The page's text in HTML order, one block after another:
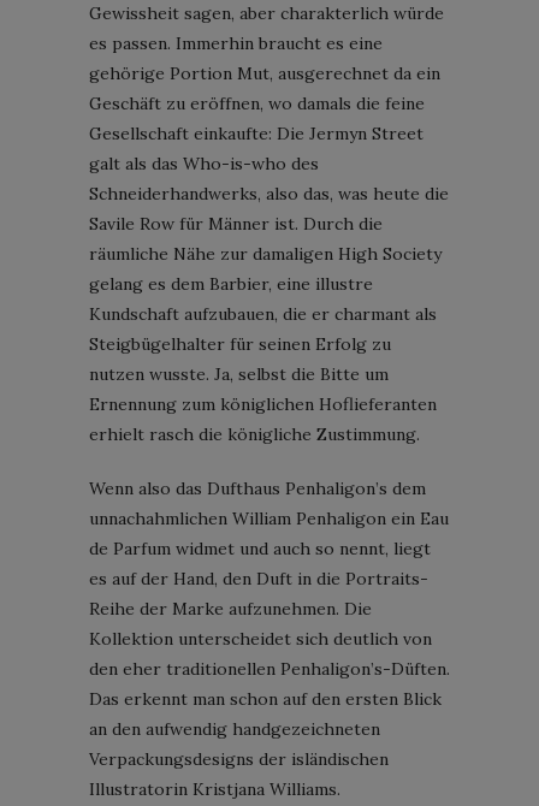
Gewissheit sagen, aber charakterlich würde
es passen. Immerhin braucht es eine
gehörige Portion Mut, ausgerechnet da ein
Geschäft zu eröffnen, wo damals die feine
Gesellschaft einkaufte: Die Jermyn Street
galt als das Who-is-who des
Schneiderhandwerks, also das, was heute die
Savile Row für Männer ist. Durch die
räumliche Nähe zur damaligen High Society
gelang es dem Barbier, eine illustre
Kundschaft aufzubauen, die er charmant als
Steigbügelhalter für seinen Erfolg zu
nutzen wusste. Ja, selbst die Bitte um
Ernennung zum königlichen Hoflieferanten
erhielt rasch die königliche Zustimmung.
Wenn also das Dufthaus Penhaligon’s dem
unnachahmlichen William Penhaligon ein Eau
de Parfum widmet und auch so nennt, liegt
es auf der Hand, den Duft in die Portraits-
Reihe der Marke aufzunehmen. Die
Kollektion unterscheidet sich deutlich von
den eher traditionellen Penhaligon’s-Düften.
Das erkennt man schon auf den ersten Blick
an den aufwendig handgezeichneten
Verpackungsdesigns der isländischen
Illustratorin Kristjana Williams.